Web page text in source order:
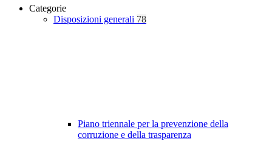
Categorie
Disposizioni generali 78
Piano triennale per la prevenzione della
corruzione e della trasparenza